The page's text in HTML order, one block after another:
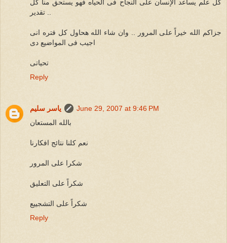
كل علم يساعد الإنسان على النجاح فى الحياه فهو يستحق منا كل
جزاكم الله خيراً على المرور .. وان شاء الله هحاول كل فتره انى
اجيب فى المواضيع دى
تحياتى
Reply
ياسر سليم
June 29, 2007 at 9:46 PM
بالله المستعان
نعم كلنا نتائج افكارنا
شكرا على المرور
شكراً على التعليق
شكراً على التشجييع
Reply